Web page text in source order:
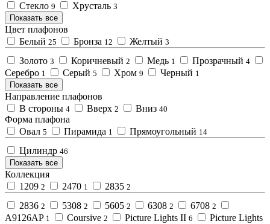
Стекло 9 Хрусталь 3
Показать все
Цвет плафонов
Белый 25 Бронза 12 Желтый 3
Золото 3 Коричневый 2 Медь 1 Прозрачный 4
Серебро 1 Серый 5 Хром 9 Черный 1
Показать все
Направление плафонов
В стороны 4 Вверх 2 Вниз 40
Форма плафона
Овал 5 Пирамида 1 Прямоугольный 14
Цилиндр 46
Показать все
Коллекция
1209 2 2470 1 2835 2
2836 2 5308 2 5605 2 6308 2 6708 2
A9126AP 1 Coursive 2 Picture Lights II 6
Picture Lights